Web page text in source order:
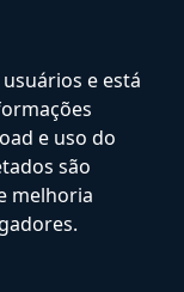
e está
e uso do
são
melhoria